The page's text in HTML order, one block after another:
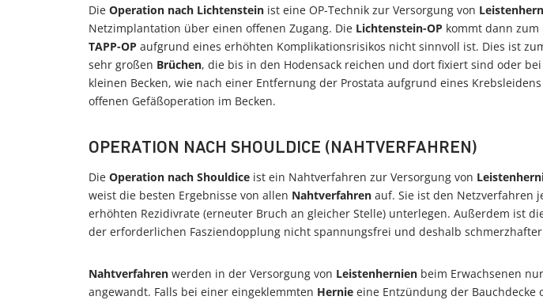
Die Operation nach Lichtenstein ist eine OP-Technik zur Versorgung von
Netzimplantation über einen offenen Zugang. Die Lichtenstein-OP kommt dann zum
TAPP-OP aufgrund eines erhöhten Komplikationsrisikos nicht sinnvoll ist. Dies ist
sehr großen Brüchen, die bis in den Hodensack reichen und dort fixiert sind oder
kleinen Becken, wie nach einer Entfernung der Prostata aufgrund eines
offenen Gefäßoperation im Becken.
OPERATION NACH SHOULDICE (NAHTVERFAHREN)
Die Operation nach Shouldice ist ein Nahtverfahren zur Versorgung von
weist die besten Ergebnisse von allen Nahtverfahren auf. Sie ist den Netzverfahren
erhöhten Rezidivrate (erneuter Bruch an gleicher Stelle) unterlegen. Außerdem ist
der erforderlichen Fasziendopplung nicht spannungsfrei und deshalb
Nahtverfahren werden in der Versorgung von Leistenhernien beim Erwachsenen
angewandt. Falls bei einer eingeklemmten Hernie eine Entzündung der Bauchdecke